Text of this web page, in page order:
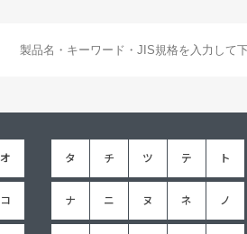
オ
コ
タ チ ツ テ ト
ナ ニ ヌ ネ ノ